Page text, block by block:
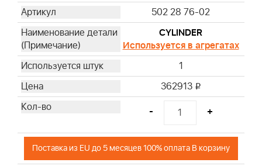
502 28 76-02
CYLINDER
Используется в агрегатах
1
362913 i
- +
Поставка из EU до 5 месяцев 100% оплата В корзину